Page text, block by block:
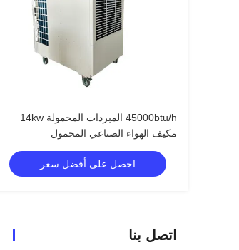
45000btu/h المبردات المحمولة 14kw
مكيف الهواء الصناعي المحمول
احصل على أفضل سعر
اتصل بنا